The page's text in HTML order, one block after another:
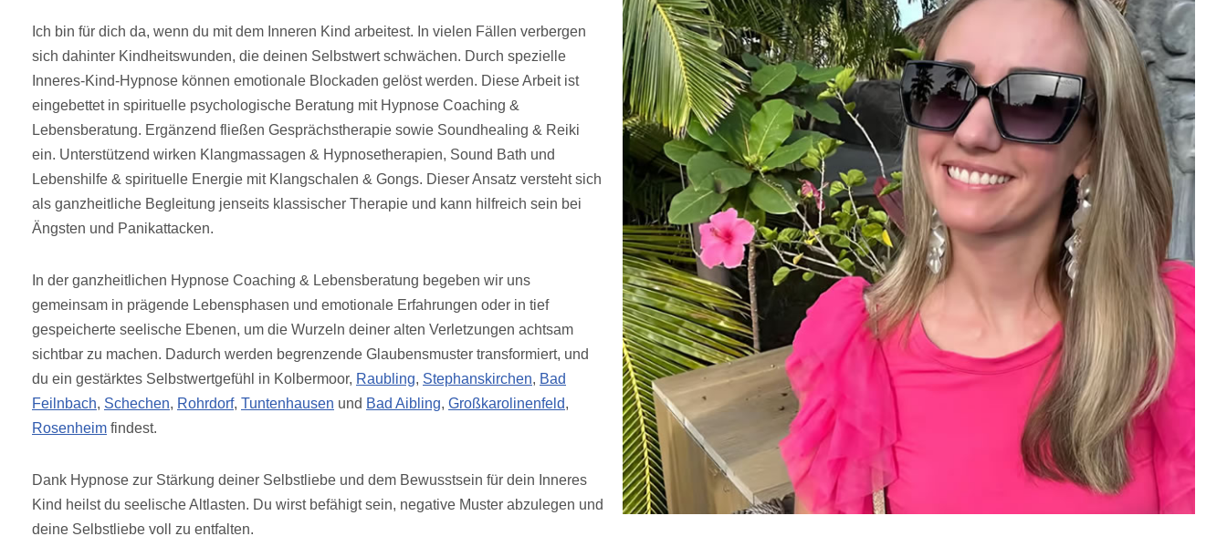
Ich bin für dich da, wenn du mit dem Inneren Kind arbeitest. In vielen Fällen verbergen
sich dahinter Kindheitswunden, die deinen Selbstwert schwächen. Durch spezielle
Inneres-Kind-Hypnose können emotionale Blockaden gelöst werden. Diese Arbeit ist
eingebettet in spirituelle psychologische Beratung mit Hypnose Coaching &
Lebensberatung. Ergänzend fließen Gesprächstherapie sowie Soundhealing & Reiki
ein. Unterstützend wirken Klangmassagen & Hypnosetherapien, Sound Bath und
Lebenshilfe & spirituelle Energie mit Klangschalen & Gongs. Dieser Ansatz versteht sich
als ganzheitliche Begleitung jenseits klassischer Therapie und kann hilfreich sein bei
Ängsten und Panikattacken.
In der ganzheitlichen Hypnose Coaching & Lebensberatung begeben wir uns
gemeinsam in prägende Lebensphasen und emotionale Erfahrungen oder in tief
gespeicherte seelische Ebenen, um die Wurzeln deiner alten Verletzungen achtsam
sichtbar zu machen. Dadurch werden begrenzende Glaubensmuster transformiert, und
du ein gestärktes Selbstwertgefühl in Kolbermoor, Raubling, Stephanskirchen, Bad
Feilnbach, Schechen, Rohrdorf, Tuntenhausen und Bad Aibling, Großkarolinenfeld,
Rosenheim findest.
Dank Hypnose zur Stärkung deiner Selbstliebe und dem Bewusstsein für dein Inneres
Kind heilst du seelische Altlasten. Du wirst befähigt sein, negative Muster abzulegen und
deine Selbstliebe voll zu entfalten.